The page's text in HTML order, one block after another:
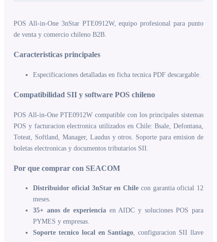
POS All-in-One 3nStar PTE0912W, equipo profesional para punto
de venta y comercio chileno B2B.
Caracteristicas principales
Especificaciones detalladas en ficha tecnica PDF descargable.
Compatibilidad SII y software POS chileno
POS All-in-One PTE0912W compatible con los principales sistemas
POS y facturacion electronica utilizados en Chile: Bsale, Defontana,
Toteat, Softland, Manager, Laudus y otros. Soporte para emision de
boletas electronicas y documentos tributarios SII.
Por que comprar con SEACOM
Distribuidor oficial 3nStar en Chile con garantia oficial 12
meses.
35+ anos de experiencia en AIDC y soluciones POS para
PYMES y empresas.
Soporte tecnico local en Santiago, configuracion SII llave